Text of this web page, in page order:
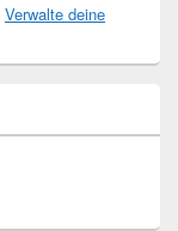
Verwalte deine